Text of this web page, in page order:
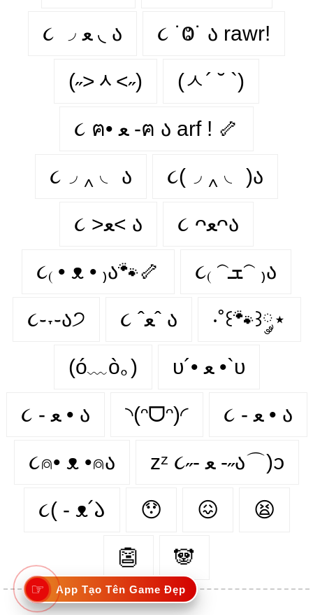
૮ ◞ ﻌ ◟ ა ૮ ˙Ⱉ˙ ა rawr!
(˶˃ᆺ˂˶) (ㅅ´ ˘ `)
૮ ฅ• ﻌ -ฅ ა arf ! 🦴
૮◞ ‸ ◟ ა ૮(◞ ‸ ◟ )ა
૮ >ﻌ< ა ૮ ᴖﻌᴖა
૮₍ • ᴥ • ₎ა🐾🦴 ૮₍ 𝁽ܫ𝁽 ₎ა
૮֊˕֊ა੭ ૮ ˆﻌˆ ა ‧˚꒰🐾꒱༘⋆
(ó﹏ò｡) υ´• ﻌ •`υ
૮ - ﻌ • ა⁩ ◝(ᵔᗜᵔ)◜ ૮ - ﻌ • ა
૮⍝• ᴥ •⍝ა zᶻ ૮˶- ﻌ -˶ა⌒)ᦱ
૮( - ᴥ՛𑁬 😯 😖 😫
👺 🐼
☞ App Tạo Tên Game Đẹp